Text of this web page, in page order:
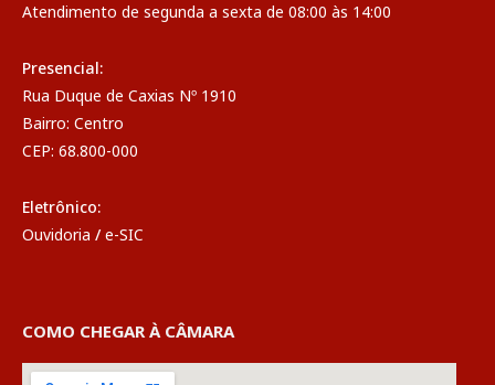
Atendimento de segunda a sexta de 08:00 às 14:00
Presencial:
Rua Duque de Caxias Nº 1910
Bairro: Centro
CEP: 68.800-000
Eletrônico:
Ouvidoria / e-SIC
COMO CHEGAR À CÂMARA